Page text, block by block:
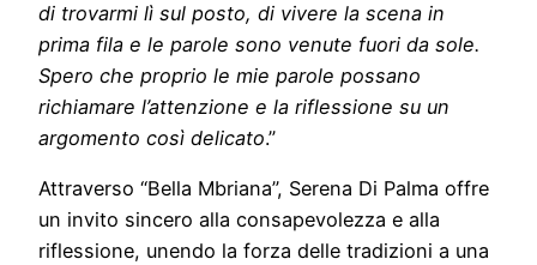
di trovarmi lì sul posto, di vivere la scena in
prima fila e le parole sono venute fuori da sole.
Spero che proprio le mie parole possano
richiamare l’attenzione e la riflessione su un
argomento così delicato.”
Attraverso “Bella Mbriana”, Serena Di Palma offre
un invito sincero alla consapevolezza e alla
riflessione, unendo la forza delle tradizioni a una